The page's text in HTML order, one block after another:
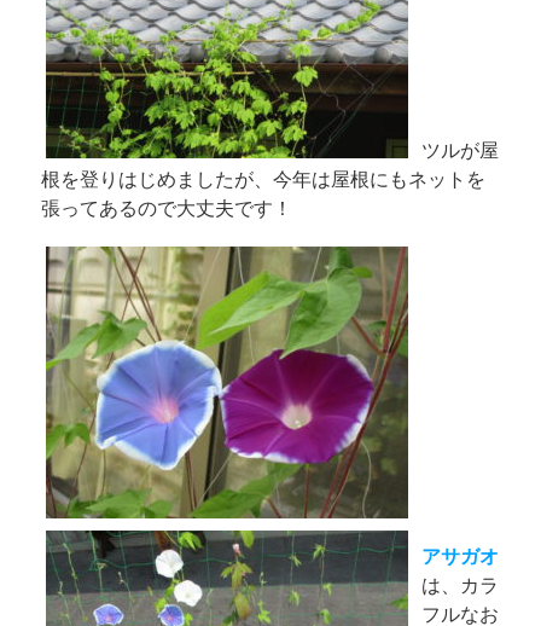
ツルが屋
根を登りはじめましたが、今年は屋根にもネットを
張ってあるので大丈夫です！
アサガオ
は、カラ
フルなお